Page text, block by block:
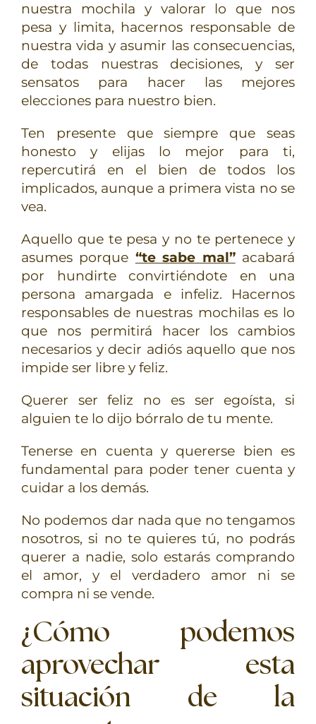
nuestra mochila y valorar lo que nos
pesa y limita, hacernos responsable de
nuestra vida y asumir las consecuencias,
de todas nuestras decisiones, y ser
sensatos para hacer las mejores
elecciones para nuestro bien.
Ten presente que siempre que seas
honesto y elijas lo mejor para ti,
repercutirá en el bien de todos los
implicados, aunque a primera vista no se
vea.
Aquello que te pesa y no te pertenece y
asumes porque “te sabe mal”acabará
por hundirte convirtiéndote en una
persona amargada e infeliz. Hacernos
responsables de nuestras mochilas es lo
que nos permitirá hacer los cambios
necesarios y decir adiós aquello que nos
impide ser libre y feliz.
Querer ser feliz no es ser egoísta, si
alguien te lo dijo bórralo de tu mente.
Tenerse en cuenta y quererse bien es
fundamental para poder tener cuenta y
cuidar a los demás.
No podemos dar nada que no tengamos
nosotros, si no te quieres tú, no podrás
querer a nadie, solo estarás comprando
el amor, y el verdadero amor ni se
compra ni se vende.
¿Cómo podemos
aprovechar esta
situación de la